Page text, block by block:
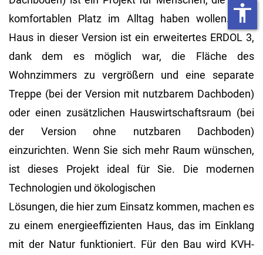
komfortablen Platz im Alltag haben wollen. Das
Haus in dieser Version ist ein erweitertes ERDOL 3,
dank dem es möglich war, die Fläche des
Wohnzimmers zu vergrößern und eine separate
Treppe (bei der Version mit nutzbarem Dachboden)
oder einen zusätzlichen Hauswirtschaftsraum (bei
der Version ohne nutzbaren Dachboden)
einzurichten. Wenn Sie sich mehr Raum wünschen,
ist dieses Projekt ideal für Sie. Die modernen
Technologien und ökologischen
Lösungen, die hier zum Einsatz kommen, machen es
zu einem energieeffizienten Haus, das im Einklang
mit der Natur funktioniert. Für den Bau wird KVH-
accessibility